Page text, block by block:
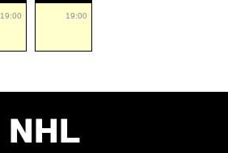
19:00 19:00
NHL